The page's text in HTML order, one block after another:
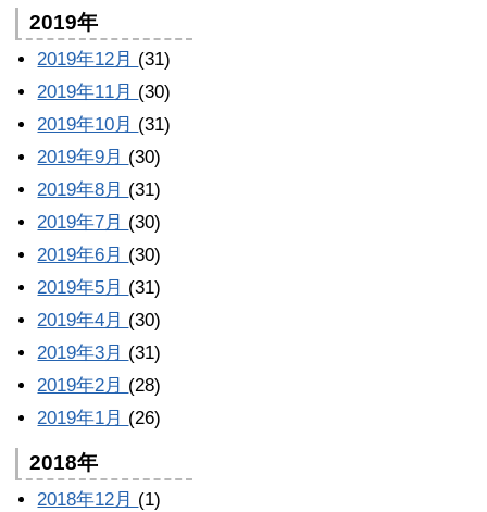
2019年
2019年12月 (31)
2019年11月 (30)
2019年10月 (31)
2019年9月 (30)
2019年8月 (31)
2019年7月 (30)
2019年6月 (30)
2019年5月 (31)
2019年4月 (30)
2019年3月 (31)
2019年2月 (28)
2019年1月 (26)
2018年
2018年12月 (1)